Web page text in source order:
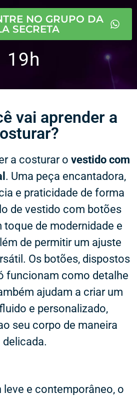
NO GRUPO DA
SECRETA
vai aprender a
a costurar o vestido com
. Uma peça encantadora,
e praticidade de forma
de vestido com botões
toque de modernidade e
de permitir um ajuste
Os botões, dispostos
funcionam como detalhe
ajudam a criar um
e personalizado,
seu corpo de maneira
delicada.
leve e contemporâneo, o